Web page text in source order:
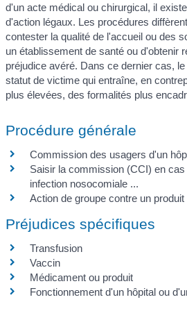
d'un acte médical ou chirurgical, il
d'action légaux. Les procédures
contester la qualité de l'accueil ou des
un établissement de santé ou d'obtenir
préjudice avéré. Dans ce dernier cas,
statut de victime qui entraîne, en
plus élevées, des formalités plus
Procédure générale
Commission des usagers d'un
Saisir la commission (CCI) en
infection nosocomiale ...
Action de groupe contre un
Préjudices spécifiques
Transfusion
Vaccin
Médicament ou produit
Fonctionnement d'un hôpital ou